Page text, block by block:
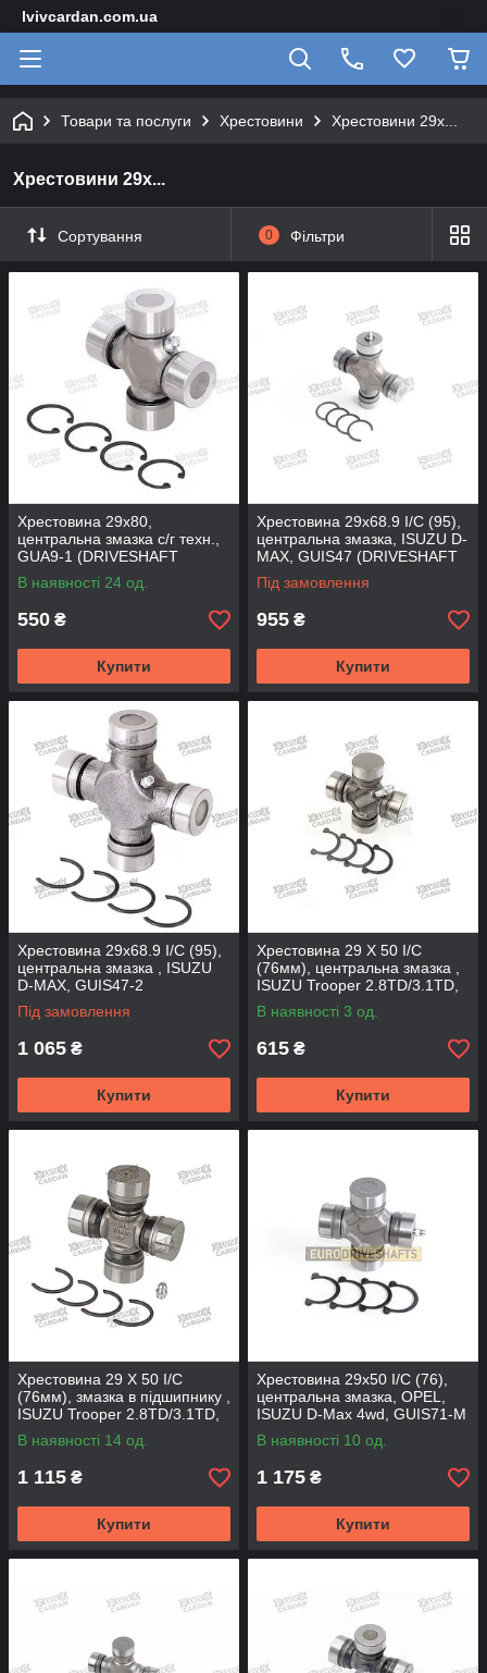
lvivcardan.com.ua
Товари та послуги Хрестовини Хрестовини 29х...
Хрестовини 29х...
Сортування 0 Фільтри
Хрестовина 29x80,
центральна змазка с/г техн.,
GUA9-1 (DRIVESHAFT
PARTS)
В наявності 24 од.
550 ₴
Купити
Хрестовина 29x68.9 I/C (95),
центральна змазка, ISUZU D-
MAX, GUIS47 (DRIVESHAFT
PARTS)
Під замовлення
955 ₴
Купити
Хрестовина 29x68.9 I/C (95),
центральна змазка , ISUZU
D-MAX, GUIS47-2
(DRIVESHAFT PARTS)
Під замовлення
1 065 ₴
Купити
Хрестовина 29 X 50 I/C
(76мм), центральна змазка ,
ISUZU Trooper 2.8TD/3.1TD,
GUIS52 (DSP)
В наявності 3 од.
615 ₴
Купити
Хрестовина 29 X 50 I/C
(76мм), змазка в підшипнику ,
ISUZU Trooper 2.8TD/3.1TD,
GUIS52-1S-GMB (GMB)
В наявності 14 од.
1 115 ₴
Купити
Хрестовина 29x50 I/C (76),
центральна змазка, OPEL,
ISUZU D-Max 4wd, GUIS71-M
(MATSUBA)
В наявності 10 од.
1 175 ₴
Купити